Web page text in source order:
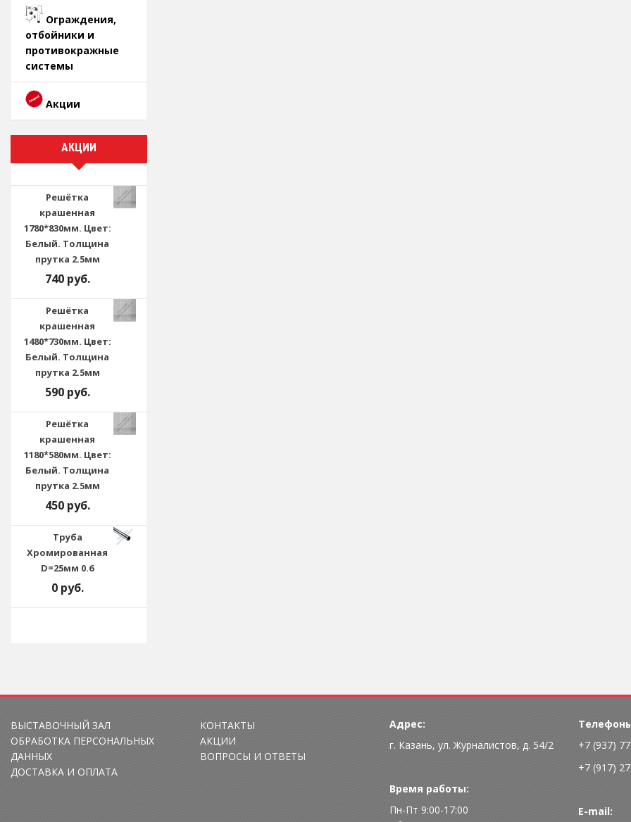
Ограждения,
отбойники и
противокражные
системы
Акции
АКЦИИ
Решётка
крашенная
1780*830мм. Цвет:
Белый. Толщина
прутка 2.5мм
740 руб.
Решётка
крашенная
1480*730мм. Цвет:
Белый. Толщина
прутка 2.5мм
590 руб.
Решётка
крашенная
1180*580мм. Цвет:
Белый. Толщина
прутка 2.5мм
450 руб.
Труба
Хромированная
D=25мм 0.6
0 руб.
ВЫСТАВОЧНЫЙ ЗАЛ
ОБРАБОТКА ПЕРСОНАЛЬНЫХ
ДАННЫХ
ДОСТАВКА И ОПЛАТА
КОНТАКТЫ
АКЦИИ
ВОПРОСЫ И ОТВЕТЫ
Адрес:
г. Казань, ул. Журналистов, д. 54/2
Время работы:
Пн-Пт 9:00-17:00
+7 (937)
+7 (917)
E-mail: